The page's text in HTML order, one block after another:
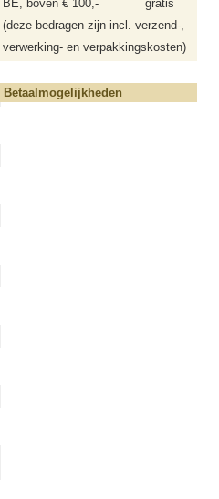
BE, boven € 100,-
gratis
(deze bedragen zijn incl. verzend-,
verwerking- en verpakkingskosten)
Betaalmogelijkheden